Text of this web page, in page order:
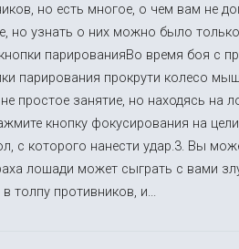
но есть многое, о чем вам не
но узнать о них можно было
парированияВо время боя с
парирования прокрути колесо
простое занятие, но находясь на
кнопку фокусирования на
с которого нанести удар.3. Вы
лошади может сыграть с вами
толпу противников, и...